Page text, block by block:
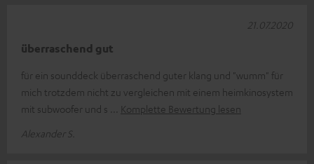
überraschend gut
für ein sounddeck überraschend guter klang und "wumm" für
mich trotzdem nicht zu vergleichen mit einem heimkinosystem
mit subwoofer und s
Komplette Bewertung lesen
Alexander S.
21.07.2020